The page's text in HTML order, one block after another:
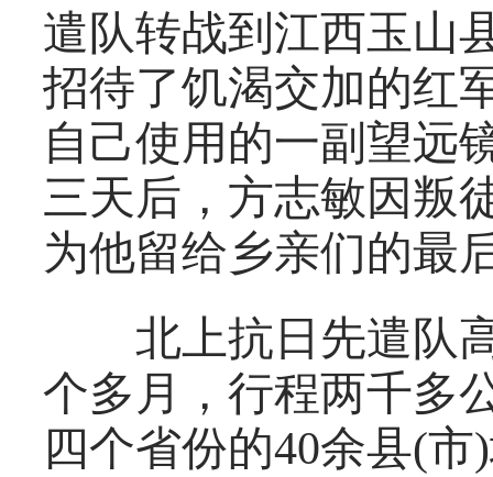
遣队转战到江西玉山
招待了饥渴交加的红
自己使用的一副望远
三天后，方志敏因叛
为他留给乡亲们的最
北上抗日先遣队高
个多月，行程两千多
四个省份的40余县(